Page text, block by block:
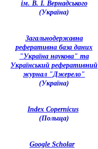
ім. В. І. Вернадського
(Україна)
Загальнодержавна
реферативна база даних
"Україна наукова" та
Український реферативний
журнал "Джерело"
(Україна)
Index Copernicus
(Польща)
Google Scholar